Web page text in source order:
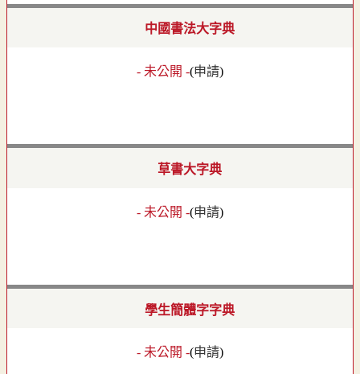
中國書法大字典
- 未公開 -(申請)
草書大字典
- 未公開 -(申請)
學生簡體字字典
- 未公開 -(申請)